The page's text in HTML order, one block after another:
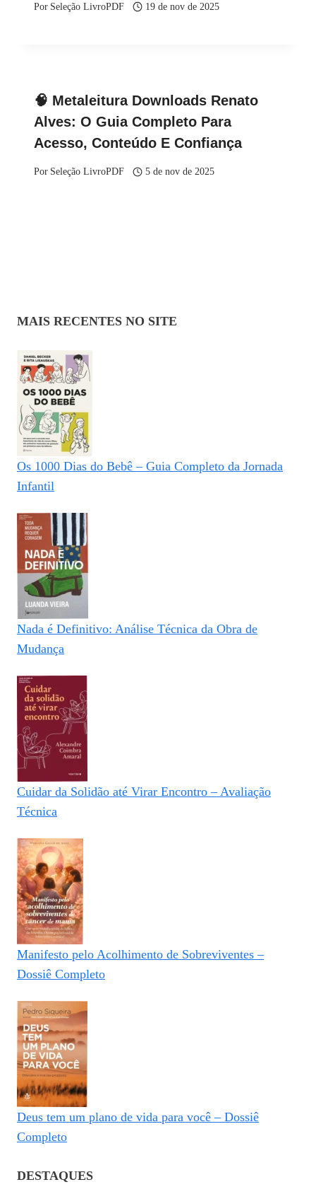
Por Seleção LivroPDF 19 de nov de 2025
🧠 Metaleitura Downloads Renato
Alves: O Guia Completo Para
Acesso, Conteúdo E Confiança
Por Seleção LivroPDF 5 de nov de 2025
MAIS RECENTES NO SITE
Os 1000 Dias do Bebê – Guia Completo da Jornada
Infantil
Nada é Definitivo: Análise Técnica da Obra de
Mudança
Cuidar da Solidão até Virar Encontro – Avaliação
Técnica
Manifesto pelo Acolhimento de Sobreviventes –
Dossiê Completo
Deus tem um plano de vida para você – Dossiê
Completo
DESTAQUES